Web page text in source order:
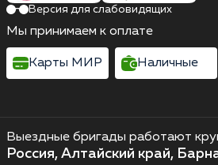
Выездные бригады работают
Россия, Алтайский край,
Версия для слабовидящих
Мы принимаем к оплате
Карты МИР Наличные